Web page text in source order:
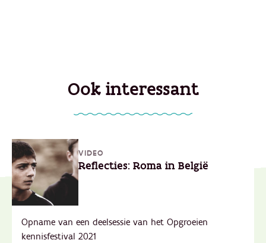
Ook interessant
VIDEO
Reflecties: Roma in België
Opname van een deelsessie van het Opgroeien
kennisfestival 2021